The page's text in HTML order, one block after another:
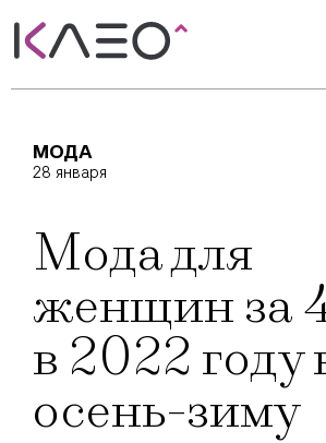
МОДА
28 января
Мода для
женщин за
в 2022 году
осень-зиму